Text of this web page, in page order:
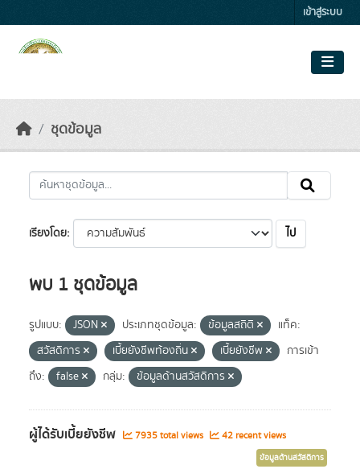
เข้าสู่ระบบ
ชุดข้อมูล
เรียงโดย ไป
พบ 1 ชุดข้อมูล
รูปแบบ: JSON ประเภทชุดข้อมูล: ข้อมูลสถิติ
แท็ค:
สวัสดิการ
เบี้ยยังชีพท้องถิ่น เบี้ยยังชีพ
การเข้า
ถึง:
false กลุ่ม: ข้อมูลด้านสวัสดิการ
ผู้ได้รับเบี้ยยังชีพ 7935 total views 42 recent views
ข้อมูลด้านสวัสดิการ